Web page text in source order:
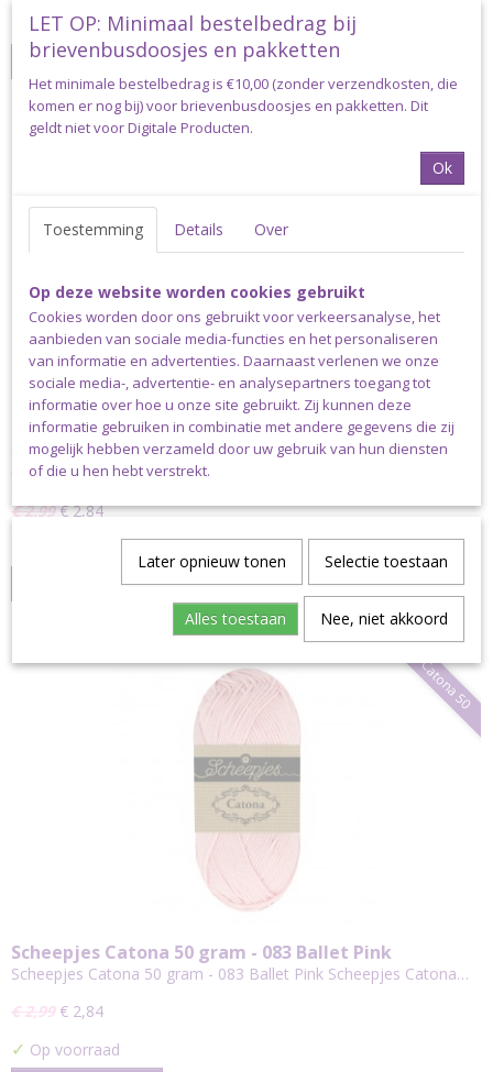
Op voorraad
IN WINKELWAGEN
Catona 50
Scheepjes Catona 50 gram - 082 Bubblegum
Scheepjes Catona 50 gram - 082 Bubblegum Scheepjes
Catona is…
€ 2,99 € 2,84
IN WINKELWAGEN
Catona 50
Scheepjes Catona 50 gram - 083 Ballet Pink
Scheepjes Catona 50 gram - 083 Ballet Pink Scheepjes Catona…
€ 2,99 € 2,84
✓ Op voorraad
LET OP: Minimaal bestelbedrag bij
brievenbusdoosjes en pakketten
Het minimale bestelbedrag is €10,00 (zonder verzendkosten, die
komen er nog bij) voor brievenbusdoosjes en pakketten. Dit
geldt niet voor Digitale Producten.
Ok
Toestemming Details Over
Op deze website worden cookies gebruikt
Cookies worden door ons gebruikt voor verkeersanalyse, het
aanbieden van sociale media-functies en het personaliseren
van informatie en advertenties. Daarnaast verlenen we onze
sociale media-, advertentie- en analysepartners toegang tot
informatie over hoe u onze site gebruikt. Zij kunnen deze
informatie gebruiken in combinatie met andere gegevens die zij
mogelijk hebben verzameld door uw gebruik van hun diensten
of die u hen hebt verstrekt.
Later opnieuw tonen Selectie toestaan
Alles toestaan Nee, niet akkoord